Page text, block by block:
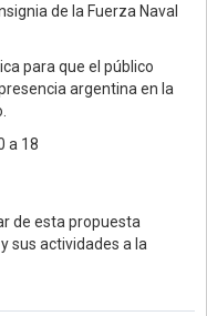
de la Fuerza Naval
para que el público
argentina en la
a 18
de esta propuesta
sus actividades a la